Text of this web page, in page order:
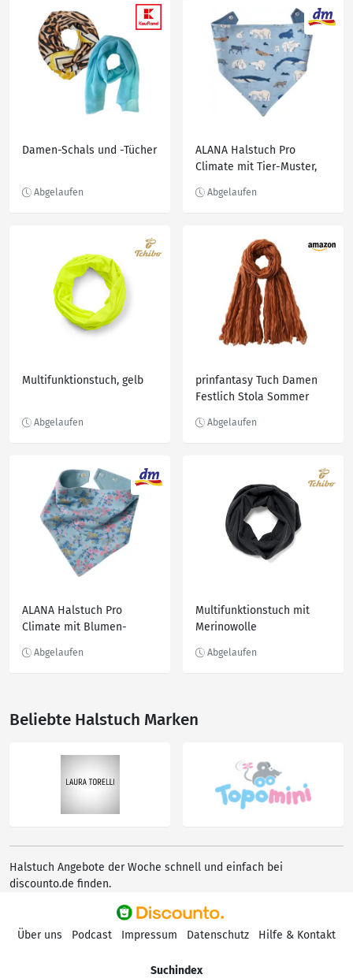
Damen-Schals und -Tücher
ALANA Halstuch Pro
Climate mit Tier-Muster,
Multifunktionstuch, gelb
prinfantasy Tuch Damen
Festlich Stola Sommer
ALANA Halstuch Pro
Climate mit Blumen-
Multifunktionstuch mit
Merinowolle
Beliebte Halstuch Marken
Halstuch Angebote der Woche schnell und einfach bei
discounto.de finden.
Über uns Podcast Impressum Datenschutz Hilfe & Kontakt
Suchindex